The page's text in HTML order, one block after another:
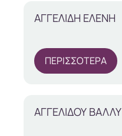
ΑΓΓΕΛΙΔΗ ΕΛΕΝΗ
ΠΕΡΙΣΣΟΤΕΡΑ
ΑΓΓΕΛΙΔΟΥ ΒΑΛΛΥ